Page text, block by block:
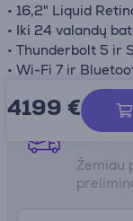
• 16,2" Liquid
• Iki 24 valandų
• Thunderbolt 5 ir
• Wi-Fi 7 ir
4199 €
Žemiau